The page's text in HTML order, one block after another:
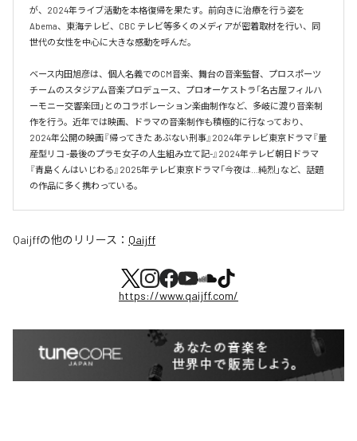
が、2024年ライブ活動を本格復帰を果たす。前向きに治療を行う姿を
Abema、東海テレビ、CBC テレビ等多くのメディアが密着取材を行い、同
世代の女性を中心に大きな感動を呼んだ。
ベース内田旭彦は、個人名義でのCM音楽、舞台の音楽監督、プロスポーツ
チームのスタジアム音楽プロデュース、プロオーケストラ「名古屋フィルハ
ーモニー交響楽団」とのコラボレーション楽曲制作など、多岐に渡り音楽制
作を行う。近年では映画、ドラマの音楽制作も積極的に行なっており、
2024年公開の映画『帰ってきた あぶない刑事』2024年テレビ東京ドラマ『量
産型リコ -最後のプラモ女子の人生組み立て記-』2024年テレビ朝日ドラマ
『青島くんはいじわる』2025年テレビ東京ドラマ「今夜は…純烈」など、話題
の作品に多く携わっている。
Qaijffの他のリリース： Qaijff
https://www.qaijff.com/